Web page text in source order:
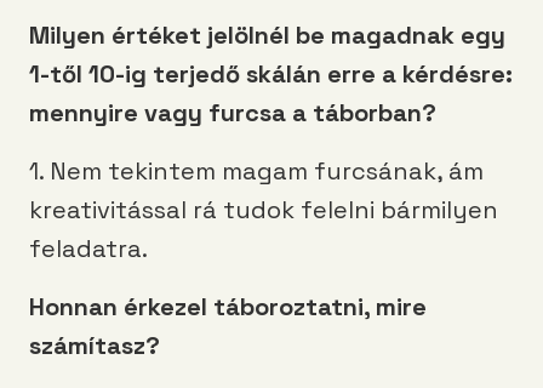
Milyen értéket jelölnél be magadnak egy
1-től 10-ig terjedő skálán erre a kérdésre:
mennyire vagy furcsa a táborban?
1. Nem tekintem magam furcsának, ám
kreativitással rá tudok felelni bármilyen
feladatra.
Honnan érkezel táboroztatni, mire
számítasz?